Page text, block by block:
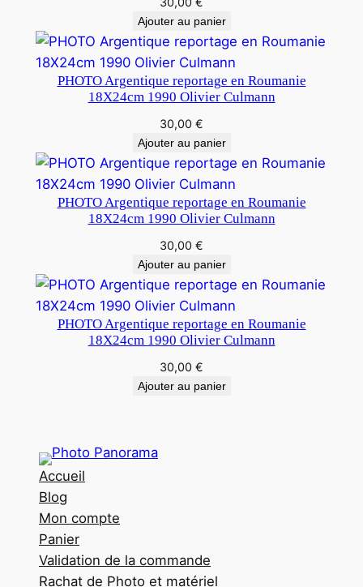
Ajouter au panier
PHOTO Argentique reportage en Roumanie
18X24cm 1990 Olivier Culmann
30,00 €
Ajouter au panier
PHOTO Argentique reportage en Roumanie
18X24cm 1990 Olivier Culmann
30,00 €
Ajouter au panier
PHOTO Argentique reportage en Roumanie
18X24cm 1990 Olivier Culmann
30,00 €
Ajouter au panier
Accueil
Blog
Mon compte
Panier
Validation de la commande
Rachat de Photo et matériel